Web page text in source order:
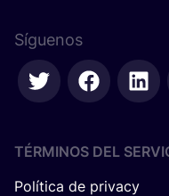
Síguenos
TÉRMINOS DEL
Política de privacy